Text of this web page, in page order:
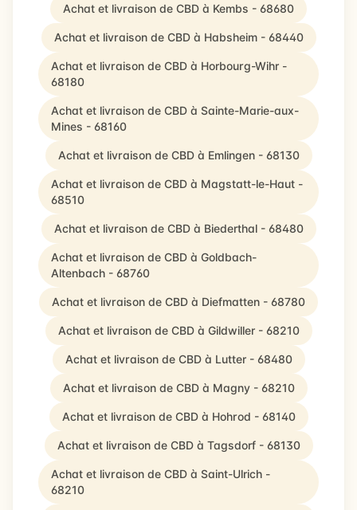
Achat et livraison de CBD à Kembs - 68680
Achat et livraison de CBD à Habsheim - 68440
Achat et livraison de CBD à Horbourg-Wihr -
68180
Achat et livraison de CBD à Sainte-Marie-aux-
Mines - 68160
Achat et livraison de CBD à Emlingen - 68130
Achat et livraison de CBD à Magstatt-le-Haut -
68510
Achat et livraison de CBD à Biederthal - 68480
Achat et livraison de CBD à Goldbach-
Altenbach - 68760
Achat et livraison de CBD à Diefmatten - 68780
Achat et livraison de CBD à Gildwiller - 68210
Achat et livraison de CBD à Lutter - 68480
Achat et livraison de CBD à Magny - 68210
Achat et livraison de CBD à Hohrod - 68140
Achat et livraison de CBD à Tagsdorf - 68130
Achat et livraison de CBD à Saint-Ulrich -
68210